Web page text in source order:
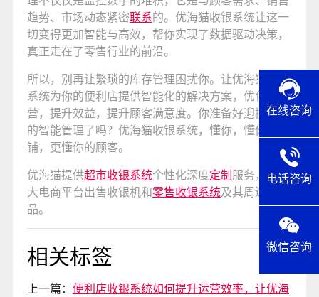
趋势、市场动态紧密联系的。优海猫收银系统让这一
切变得更加智能与高效，帮你实现了数据驱动决策，
真正走在了零售行业的前沿。
所以，别再让繁琐的库存管理困扰你。让优海猫收银
系统为你的便利店提供智能化的解决方案，优化运
营，提升效益，提升顾客满意度。你准备好迎接未来
的智能管理了吗？优海猫收银系统，懂你，懂你的店
铺，更懂你的顾客。
优海猫提供超市收银系统个性化深度定制服务，在各
大电商平台出售收银机和零售收银系统及其周边产
品。
相关标签
上一篇： 便利店收银系统如何提升运营效率，让优海
在线咨询
电话咨询
微信咨询